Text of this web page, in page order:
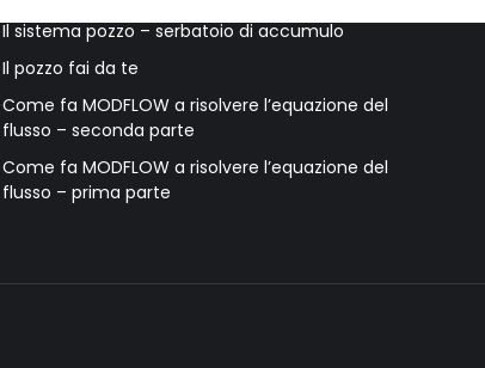
Il sistema pozzo – serbatoio di accumulo
Il pozzo fai da te
Come fa MODFLOW a risolvere l’equazione del
flusso – seconda parte
Come fa MODFLOW a risolvere l’equazione del
flusso – prima parte